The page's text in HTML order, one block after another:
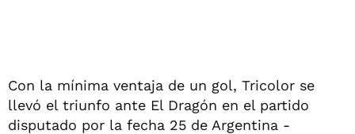
Con la mínima ventaja de un gol, Tricolor se
llevó el triunfo ante El Dragón en el partido
disputado por la fecha 25 de Argentina -